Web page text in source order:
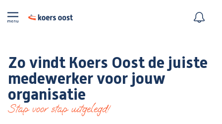
Zo vindt Koers Oost de juiste
medewerker voor jouw
organisatie
Stap voor stap uitgelegd!